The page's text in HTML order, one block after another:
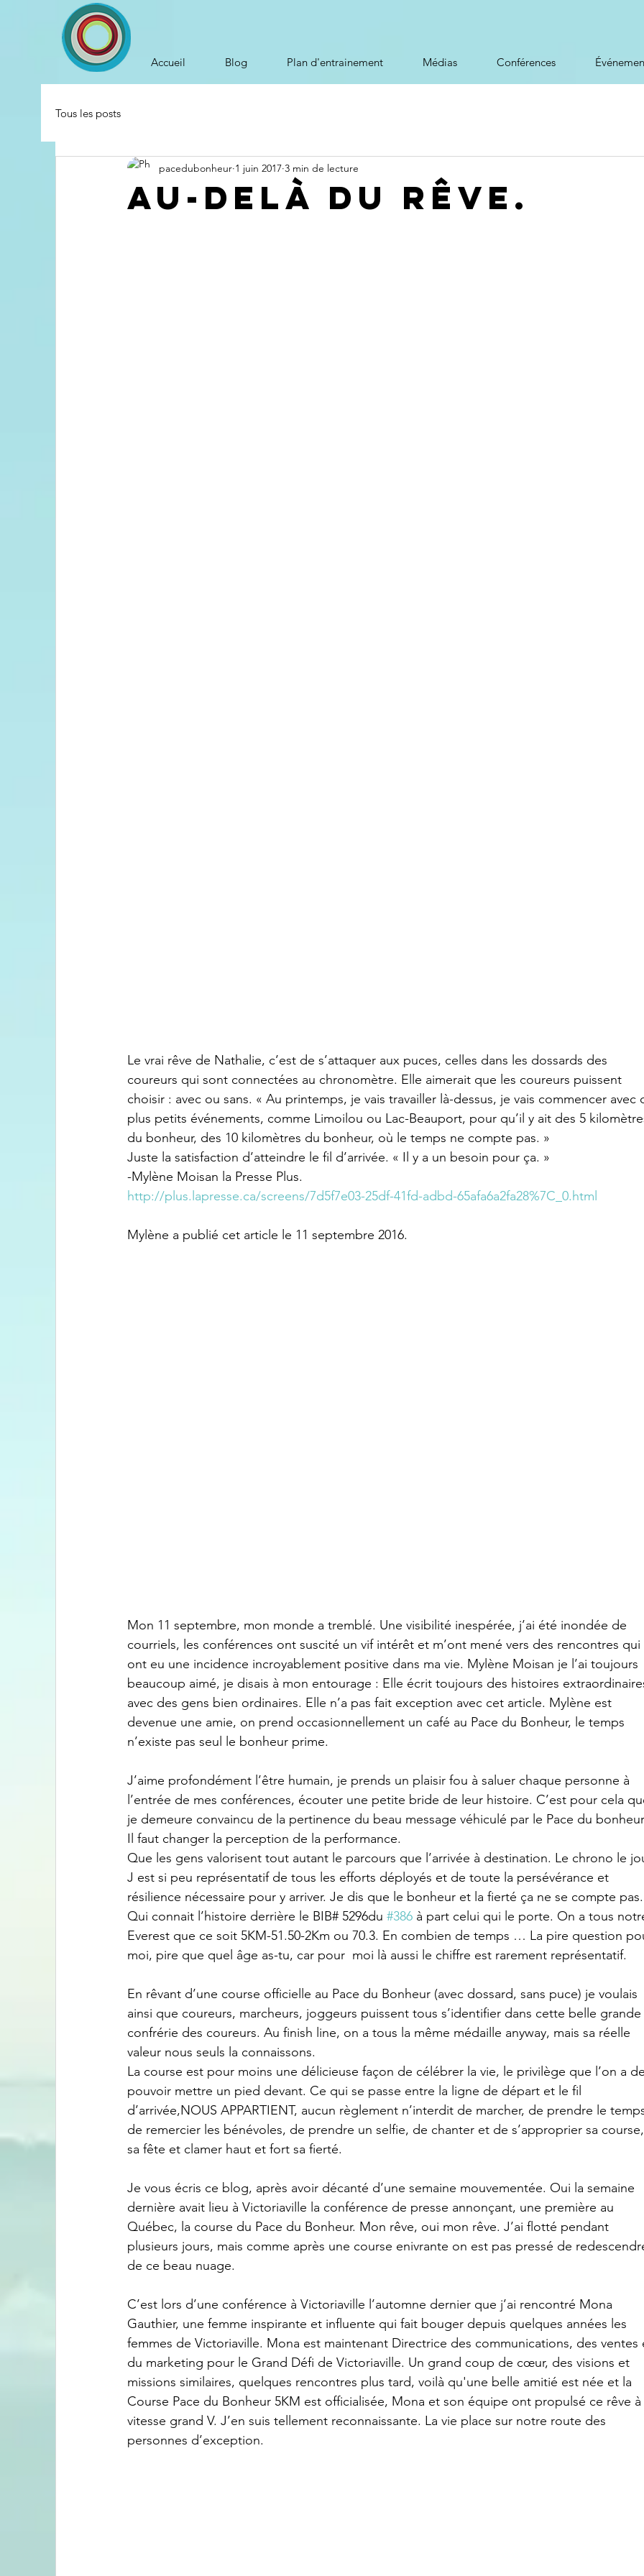
Accueil Blog Plan d'entrainement Médias Conférences
Tous les posts
Au-delà du rêve.
pacedubonheur 1 juin 2017 3 min de lecture
Le vrai rêve de Nathalie, c’est de s’attaquer aux puces, celles dans les dossards des
coureurs qui sont connectées au chronomètre. Elle aimerait que les coureurs puissent
choisir : avec ou sans. « Au printemps, je vais travailler là-dessus, je vais commencer avec
plus petits événements, comme Limoilou ou Lac-Beauport, pour qu’il y ait des 5
du bonheur, des 10 kilomètres du bonheur, où le temps ne compte pas. »
Juste la satisfaction d’atteindre le fil d’arrivée. « Il y a un besoin pour ça. »
-Mylène Moisan la Presse Plus.
http://plus.lapresse.ca/screens/7d5f7e03-25df-41fd-adbd-65afa6a2fa28%7C_0.html
Mylène a publié cet article le 11 septembre 2016.
Mon 11 septembre, mon monde a tremblé. Une visibilité inespérée, j’ai été inondée de
courriels, les conférences ont suscité un vif intérêt et m’ont mené vers des rencontres qui
ont eu une incidence incroyablement positive dans ma vie. Mylène Moisan je l’ai toujours
beaucoup aimé, je disais à mon entourage : Elle écrit toujours des histoires
avec des gens bien ordinaires. Elle n’a pas fait exception avec cet article. Mylène est
devenue une amie, on prend occasionnellement un café au Pace du Bonheur, le temps
n’existe pas seul le bonheur prime.
J’aime profondément l’être humain, je prends un plaisir fou à saluer chaque personne à
l’entrée de mes conférences, écouter une petite bride de leur histoire. C’est pour cela
je demeure convaincu de la pertinence du beau message véhiculé par le Pace du
Il faut changer la perception de la performance.
Que les gens valorisent tout autant le parcours que l’arrivée à destination. Le chrono le
J est si peu représentatif de tous les efforts déployés et de toute la persévérance et
résilience nécessaire pour y arriver. Je dis que le bonheur et la fierté ça ne se compte pas.
Qui connait l’histoire derrière le BIB# 5296du #386 à part celui qui le porte. On a tous
Everest que ce soit 5KM-51.50-2Km ou 70.3. En combien de temps … La pire question
moi, pire que quel âge as-tu, car pour  moi là aussi le chiffre est rarement représentatif.
En rêvant d’une course officielle au Pace du Bonheur (avec dossard, sans puce) je voulais
ainsi que coureurs, marcheurs, joggeurs puissent tous s’identifier dans cette belle grande
confrérie des coureurs. Au finish line, on a tous la même médaille anyway, mais sa réelle
valeur nous seuls la connaissons.
La course est pour moins une délicieuse façon de célébrer la vie, le privilège que l’on a de
pouvoir mettre un pied devant. Ce qui se passe entre la ligne de départ et le fil
d’arrivée,NOUS APPARTIENT, aucun règlement n’interdit de marcher, de prendre le
de remercier les bénévoles, de prendre un selfie, de chanter et de s’approprier sa course,
sa fête et clamer haut et fort sa fierté.
Je vous écris ce blog, après avoir décanté d’une semaine mouvementée. Oui la semaine
dernière avait lieu à Victoriaville la conférence de presse annonçant, une première au
Québec, la course du Pace du Bonheur. Mon rêve, oui mon rêve. J’ai flotté pendant
plusieurs jours, mais comme après une course enivrante on est pas pressé de
de ce beau nuage.
C’est lors d’une conférence à Victoriaville l’automne dernier que j’ai rencontré Mona
Gauthier, une femme inspirante et influente qui fait bouger depuis quelques années les
femmes de Victoriaville. Mona est maintenant Directrice des communications, des ventes
du marketing pour le Grand Défi de Victoriaville. Un grand coup de cœur, des visions et
missions similaires, quelques rencontres plus tard, voilà qu'une belle amitié est née et la
Course Pace du Bonheur 5KM est officialisée, Mona et son équipe ont propulsé ce rêve à
vitesse grand V. J’en suis tellement reconnaissante. La vie place sur notre route des
personnes d’exception.